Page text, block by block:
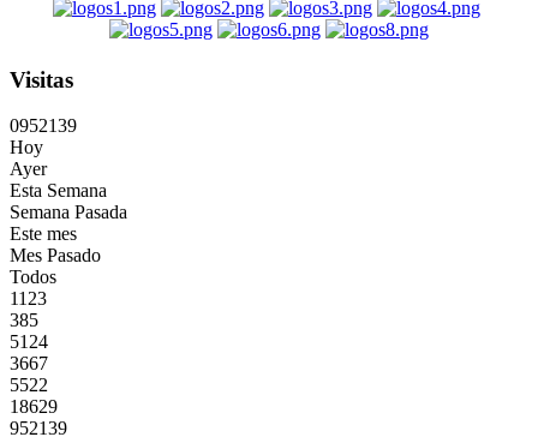
Visitas
0952139
Hoy
Ayer
Esta Semana
Semana Pasada
Este mes
Mes Pasado
Todos
1123
385
5124
3667
5522
18629
952139